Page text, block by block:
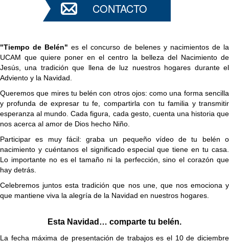
CONTACTO
"Tiempo de Belén" es el concurso de belenes y nacimientos de la
UCAM que quiere poner en el centro la belleza del Nacimiento de
Jesús, una tradición que llena de luz nuestros hogares durante el
Adviento y la Navidad.
Queremos que mires tu belén con otros ojos: como una forma sencilla
y profunda de expresar tu fe, compartirla con tu familia y transmitir
esperanza al mundo. Cada figura, cada gesto, cuenta una historia que
nos acerca al amor de Dios hecho Niño.
Participar es muy fácil: graba un pequeño vídeo de tu belén o
nacimiento y cuéntanos el significado especial que tiene en tu casa.
Lo importante no es el tamaño ni la perfección, sino el corazón que
hay detrás.
Celebremos juntos esta tradición que nos une, que nos emociona y
que mantiene viva la alegría de la Navidad en nuestros hogares.
Esta Navidad… comparte tu belén.
La fecha máxima de presentación de trabajos es el 10 de diciembre